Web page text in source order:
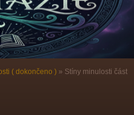
( dokončeno ) » Stíny minulosti část